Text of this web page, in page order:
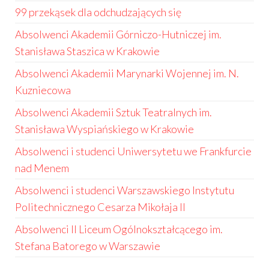
99 przekąsek dla odchudzających się
Absolwenci Akademii Górniczo-Hutniczej im.
Stanisława Staszica w Krakowie
Absolwenci Akademii Marynarki Wojennej im. N.
Kuzniecowa
Absolwenci Akademii Sztuk Teatralnych im.
Stanisława Wyspiańskiego w Krakowie
Absolwenci i studenci Uniwersytetu we Frankfurcie
nad Menem
Absolwenci i studenci Warszawskiego Instytutu
Politechnicznego Cesarza Mikołaja II
Absolwenci II Liceum Ogólnokształcącego im.
Stefana Batorego w Warszawie